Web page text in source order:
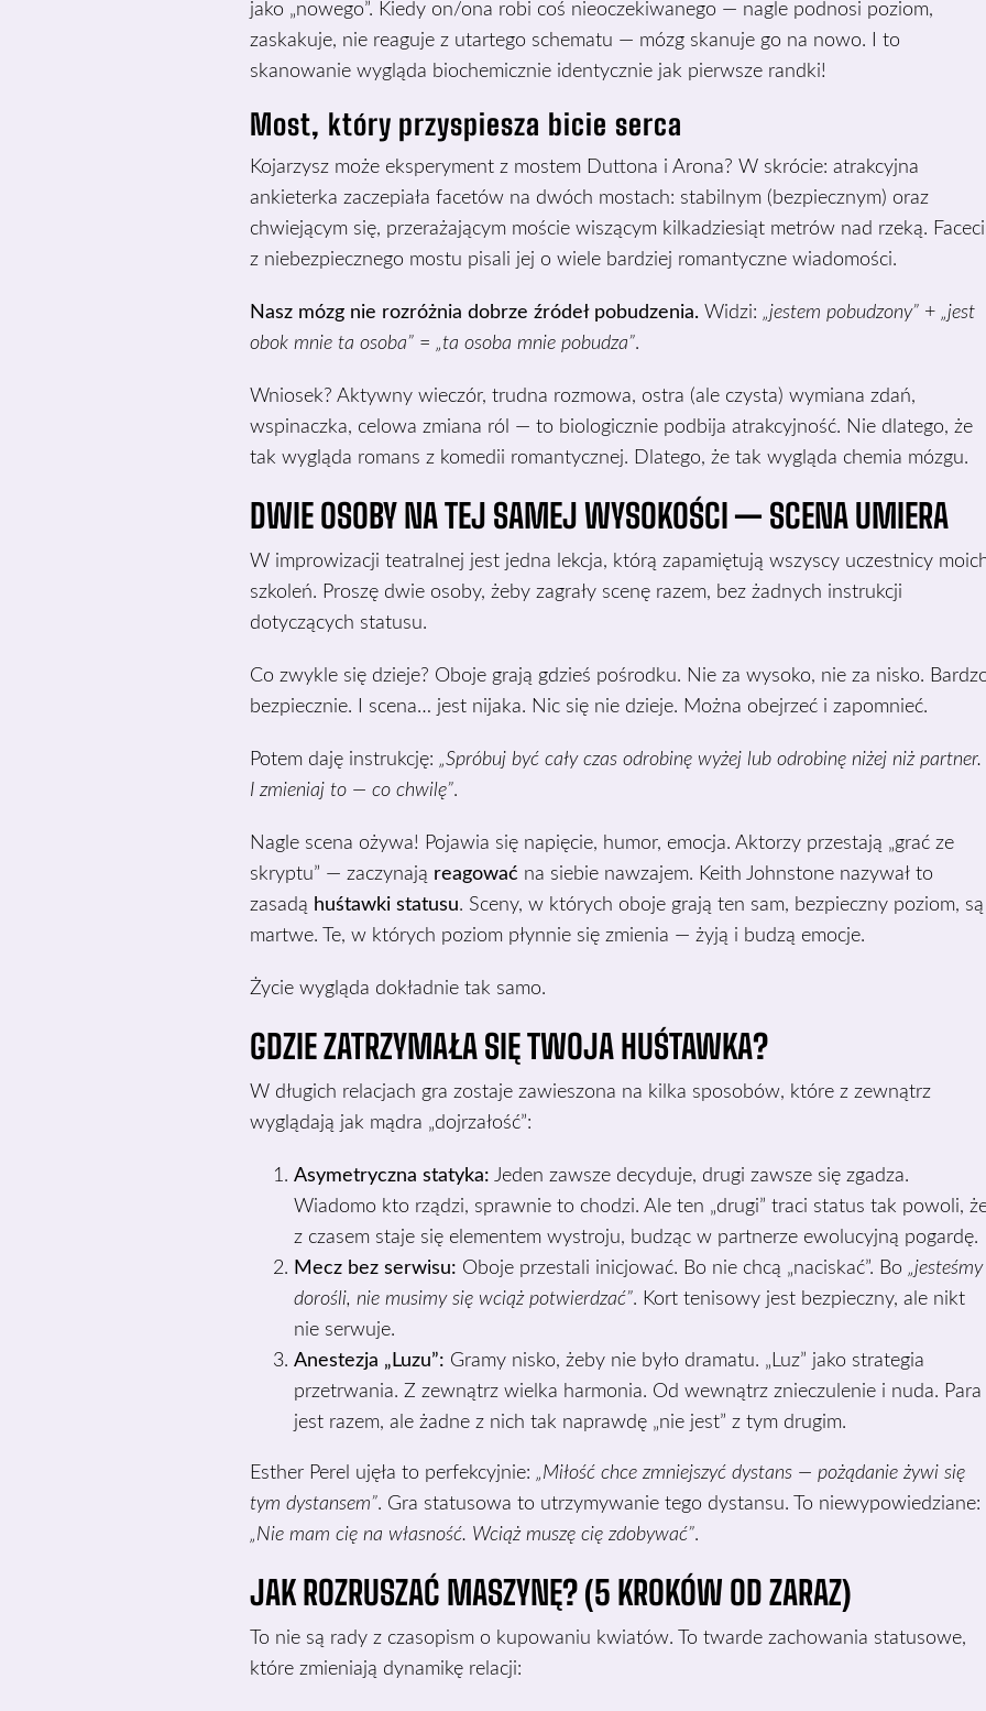
jako „nowego”. Kiedy on/ona robi coś nieoczekiwanego — nagle podnosi poziom,
zaskakuje, nie reaguje z utartego schematu — mózg skanuje go na nowo. I to
skanowanie wygląda biochemicznie identycznie jak pierwsze randki!
Most, który przyspiesza bicie serca
Kojarzysz może eksperyment z mostem Duttona i Arona? W skrócie: atrakcyjna
ankieterka zaczepiała facetów na dwóch mostach: stabilnym (bezpiecznym) oraz
chwiejącym się, przerażającym moście wiszącym kilkadziesiąt metrów nad rzeką. Faceci
z niebezpiecznego mostu pisali jej o wiele bardziej romantyczne wiadomości.
Nasz mózg nie rozróżnia dobrze źródeł pobudzenia.Widzi: „jestem pobudzony”+ „jest
obok mnie ta osoba”= „ta osoba mnie pobudza”.
Wniosek? Aktywny wieczór, trudna rozmowa, ostra (ale czysta) wymiana zdań,
wspinaczka, celowa zmiana ról — to biologicznie podbija atrakcyjność. Nie dlatego, że
tak wygląda romans z komedii romantycznej. Dlatego, że tak wygląda chemia mózgu.
DWIE OSOBY NA TEJ SAMEJ WYSOKOŚCI — SCENA UMIERA
W improwizacji teatralnej jest jedna lekcja, którą zapamiętują wszyscy uczestnicy
szkoleń. Proszę dwie osoby, żeby zagrały scenę razem, bez żadnych instrukcji
dotyczących statusu.
Co zwykle się dzieje? Oboje grają gdzieś pośrodku. Nie za wysoko, nie za nisko.
bezpiecznie. I scena… jest nijaka. Nic się nie dzieje. Można obejrzeć i zapomnieć.
Potem daję instrukcję: „Spróbuj być cały czas odrobinę wyżej lub odrobinę niżej niż partner.
I zmieniaj to — co chwilę”.
Nagle scena ożywa! Pojawia się napięcie, humor, emocja. Aktorzy przestają „grać ze
skryptu” — zaczynają reagować na siebie nawzajem. Keith Johnstone nazywał to
zasadą huśtawki statusu. Sceny, w których oboje grają ten sam, bezpieczny poziom, są
martwe. Te, w których poziom płynnie się zmienia — żyją i budzą emocje.
Życie wygląda dokładnie tak samo.
GDZIE ZATRZYMAŁA SIĘ TWOJA HUŚTAWKA?
W długich relacjach gra zostaje zawieszona na kilka sposobów, które z zewnątrz
wyglądają jak mądra „dojrzałość”:
Asymetryczna statyka: Jeden zawsze decyduje, drugi zawsze się zgadza.
Wiadomo kto rządzi, sprawnie to chodzi. Ale ten „drugi” traci status tak powoli,
z czasem staje się elementem wystroju, budząc w partnerze ewolucyjną pogardę.
Mecz bez serwisu: Oboje przestali inicjować. Bo nie chcą „naciskać”. Bo „jesteśmy
dorośli, nie musimy się wciąż potwierdzać”. Kort tenisowy jest bezpieczny, ale nikt
nie serwuje.
Anestezja „Luzu”: Gramy nisko, żeby nie było dramatu. „Luz” jako strategia
przetrwania. Z zewnątrz wielka harmonia. Od wewnątrz znieczulenie i nuda. Para
jest razem, ale żadne z nich tak naprawdę „nie jest” z tym drugim.
Esther Perel ujęła to perfekcyjnie: „Miłość chce zmniejszyć dystans — pożądanie żywi się
tym dystansem”. Gra statusowa to utrzymywanie tego dystansu. To niewypowiedziane:
„Nie mam cię na własność. Wciąż muszę cię zdobywać”.
JAK ROZRUSZAĆ MASZYNĘ? (5 KROKÓW OD ZARAZ)
To nie są rady z czasopism o kupowaniu kwiatów. To twarde zachowania statusowe,
które zmieniają dynamikę relacji: